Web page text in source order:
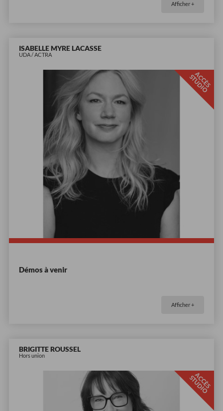
Afficher +
ISABELLE MYRE LACASSE
UDA / ACTRA
A
C
C
È
S
S
T
U
D
I
O
Démos à venir
Afficher +
BRIGITTE ROUSSEL
Hors union
A
C
C
È
S
S
T
U
D
I
O